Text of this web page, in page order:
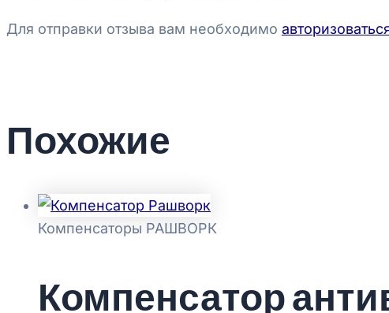
Для отправки отзыва вам необходимо
Похожие
Компенсаторы РАШВОРК
Компенсатор